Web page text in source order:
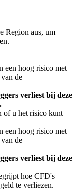
Region aus, um
een hoog risico met
de
verliest bij deze
of u het risico kunt
een hoog risico met
de
verliest bij deze
hoe CFD's
te verliezen.